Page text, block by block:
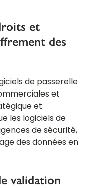
et
des
de passerelle
et
et
les logiciels de
de sécurité,
des données en
validation